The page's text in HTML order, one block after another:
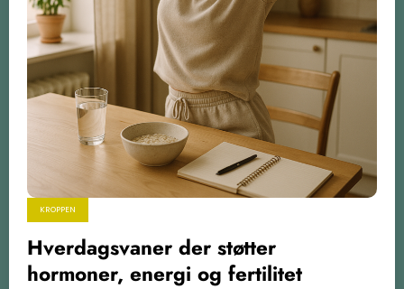
KROPPEN
Hverdagsvaner der støtter
hormoner, energi og fertilitet